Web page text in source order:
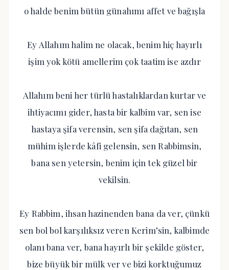
o halde benim bütün günahımı affet ve bağışla
Ey Allahım halim ne olacak, benim hiç hayırlı
işim yok kötü amellerim çok taatim ise azdır
Allahım beni her türlü hastalıklardan kurtar ve
ihtiyacımı gider, hasta bir kalbim var, sen ise
hastaya şifa verensin, sen şifa dağıtan, sen
mühim işlerde kâfi gelensin, sen Rabbimsin,
bana sen yetersin, benim için tek güzel bir
vekilsin.
Ey Rabbim, ihsan hazinenden bana da ver, çünkü
sen bol bol karşılıksız veren Kerim’sin, kalbimde
olanı bana ver, bana hayırlı bir şekilde göster,
bize büyük bir mülk ver ve bizi korktuğumuz